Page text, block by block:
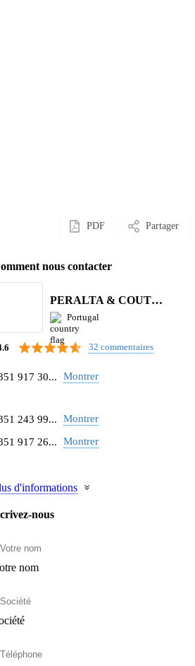
PDF Partager
nous contacter
PERALTA & COUTINHO S.A.
Portugal
32 commentaires
917 30... Montrer
243 99... Montrer
917 26... Montrer
d'informations
nous
nom